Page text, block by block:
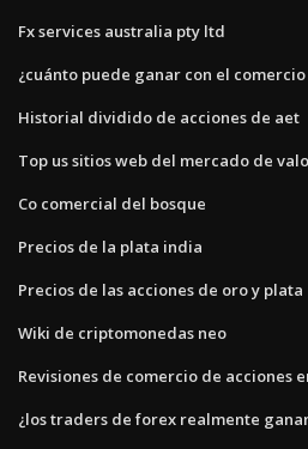
Fx services australia pty ltd
¿cuánto puede ganar con el comercio
Historial dividido de acciones de aet
Top us sitios web del mercado de
Co comercial del bosque
Precios de la plata india
Precios de las acciones de oro y plata
Wiki de criptomonedas neo
Revisiones de comercio de acciones
¿los traders de forex realmente